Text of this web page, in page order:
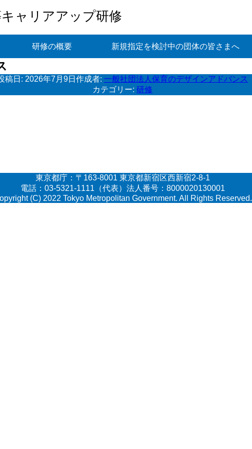
ャリアアップ研修
研修の概要 新規指定を検討中の団体の皆さまへ
稿日: 2026年7月9日 作成者: 一般社団法人保育のデザインアドバンス
カテゴリー: 研修
東京都庁：〒163-8001 東京都新宿区西新宿2-8-1
電話：03-5321-1111（代表）法人番号：8000020130001
(C) 2022 Tokyo Metropolitan Government. All Rights Reserved.